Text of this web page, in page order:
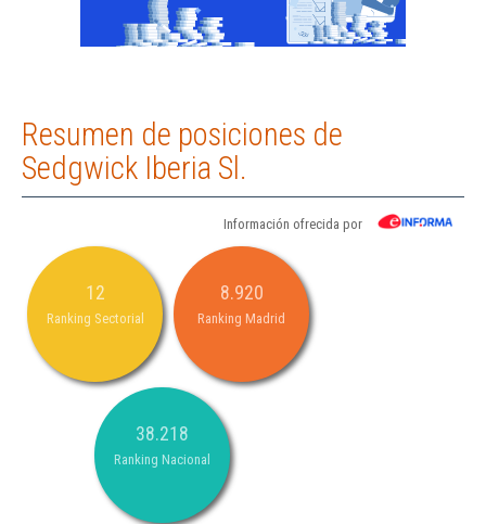
Resumen de posiciones de
Sedgwick Iberia Sl.
Información ofrecida por
12
Ranking Sectorial
8.920
Ranking Madrid
38.218
Ranking Nacional